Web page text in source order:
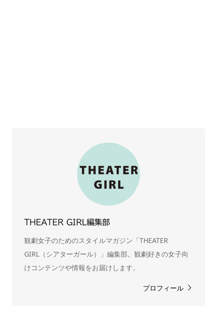
THEATER GIRL編集部
観劇女子のためのスタイルマガジン「THEATER
GIRL（シアターガール）」編集部。観劇好きの女子向
けコンテンツや情報をお届けします。
プロフィール